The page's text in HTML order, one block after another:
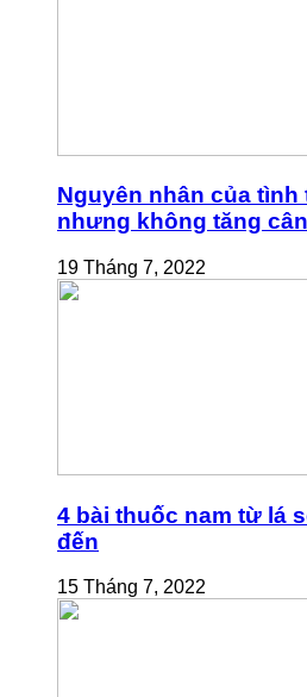
Nguyên nhân của tình
nhưng không tăng cân
19 Tháng 7, 2022
4 bài thuốc nam từ lá
đến
15 Tháng 7, 2022